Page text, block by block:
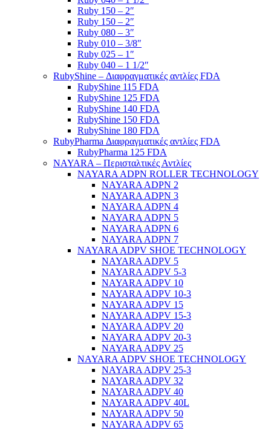
Ruby 150 – 2″
Ruby 150 – 2″
Ruby 080 – 3″
Ruby 010 – 3/8″
Ruby 025 – 1″
Ruby 040 – 1 1/2″
RubyShine – Διαφραγματικές αντλίες FDA
RubyShine 115 FDA
RubyShine 125 FDA
RubyShine 140 FDA
RubyShine 150 FDA
RubyShine 180 FDA
RubyPharma Διαφραγματικές αντλίες FDA
RubyPharma 125 FDA
NAYARA – Περισταλτικές Αντλίες
NAYARA ADPN ROLLER TECHNOLOGY
NAYARA ADPN 2
NAYARA ADPN 3
NAYARA ADPN 4
NAYARA ADPN 5
NAYARA ADPN 6
NAYARA ADPN 7
NAYARA ADPV SHOE TECHNOLOGY
NAYARA ADPV 5
NAYARA ADPV 5-3
NAYARA ADPV 10
NAYARA ADPV 10-3
NAYARA ADPV 15
NAYARA ADPV 15-3
NAYARA ADPV 20
NAYARA ADPV 20-3
NAYARA ADPV 25
NAYARA ADPV SHOE TECHNOLOGY
NAYARA ADPV 25-3
NAYARA ADPV 32
NAYARA ADPV 40
NAYARA ADPV 40L
NAYARA ADPV 50
NAYARA ADPV 65